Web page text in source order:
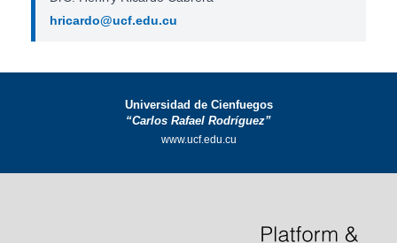
hricardo@ucf.edu.cu
Universidad de Cienfuegos
“Carlos Rafael Rodríguez”
www.ucf.edu.cu